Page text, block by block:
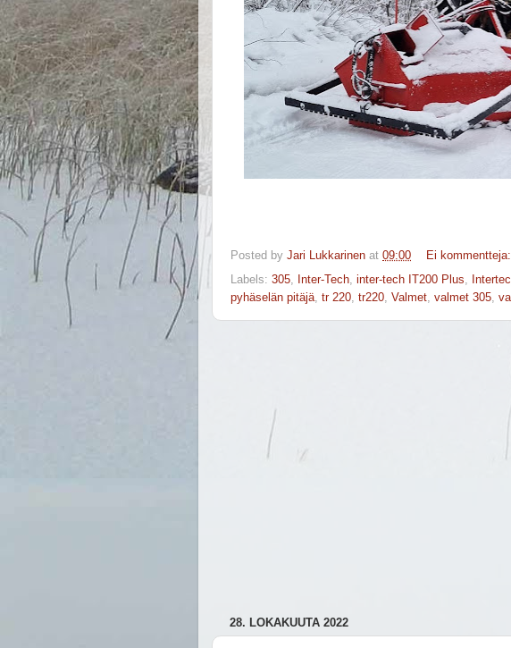
Posted by Jari Lukkarinen at 09:00
Ei kommentteja:
Labels: 305, Inter-Tech, inter-tech IT200 Plus,
pyhäselän pitäjä, tr 220, tr220, Valmet, valmet 305,
28. LOKAKUUTA 2022